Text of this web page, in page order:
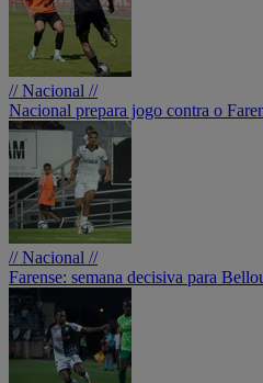
// Nacional //
Nacional prepara jogo contra o
// Nacional //
Farense: semana decisiva para